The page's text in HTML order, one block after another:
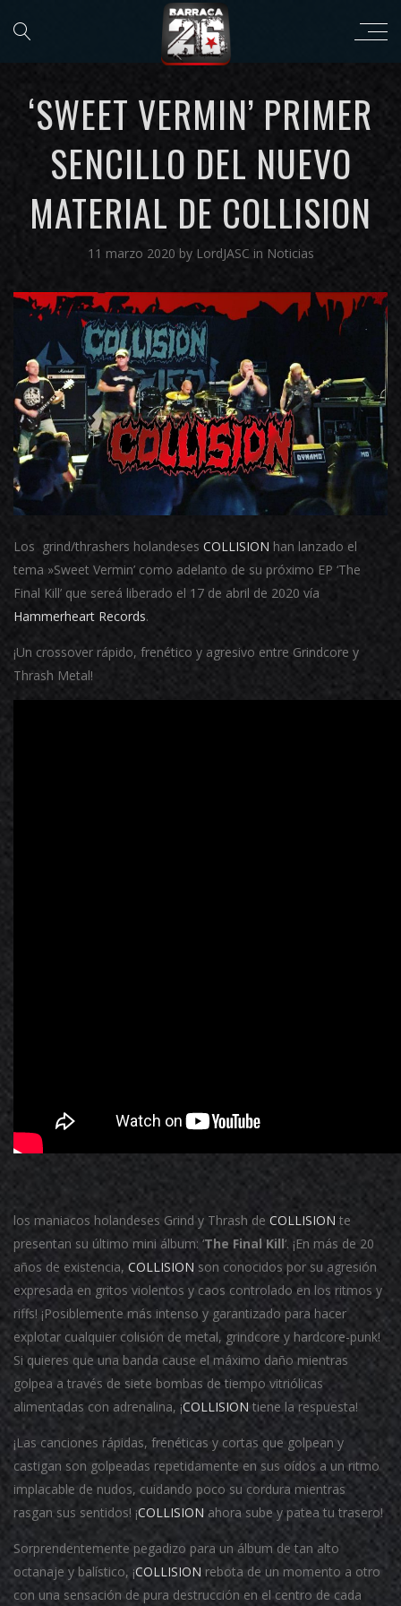
‘SWEET VERMIN’ PRIMER
SENCILLO DEL NUEVO
MATERIAL DE COLLISION
11 marzo 2020 by LordJASC in Noticias
Los grind/thrashers holandeses COLLISION han lanzado el
tema »Sweet Vermin’ como adelanto de su próximo EP ‘The
Final Kill’ que sereá liberado el 17 de abril de 2020 vía
Hammerheart Records.
¡Un crossover rápido, frenético y agresivo entre Grindcore y
Thrash Metal!
los maniacos holandeses Grind y Thrash de COLLISION te
presentan su último mini álbum: ‘The Final Kill‘. ¡En más de 20
años de existencia, COLLISION son conocidos por su agresión
expresada en gritos violentos y caos controlado en los ritmos y
riffs! ¡Posiblemente más intenso y garantizado para hacer
explotar cualquier colisión de metal, grindcore y hardcore-punk!
Si quieres que una banda cause el máximo daño mientras
golpea a través de siete bombas de tiempo vitriólicas
alimentadas con adrenalina, ¡COLLISIONtiene la respuesta!
¡Las canciones rápidas, frenéticas y cortas que golpean y
castigan son golpeadas repetidamente en sus oídos a un ritmo
implacable de nudos, cuidando poco su cordura mientras
rasgan sus sentidos! ¡COLLISION ahora sube y patea tu trasero!
Sorprendentemente pegadizo para un álbum de tan alto
octanaje y balístico, ¡COLLISION rebota de un momento a otro
con una sensación de pura destrucción en el centro de cada